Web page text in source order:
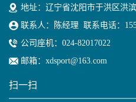
地址：辽宁省沈阳市于洪区洪
联系人：陈经理 联系电话：
公司座机：024-82017022
邮箱：xdsport@163.com
扫一扫